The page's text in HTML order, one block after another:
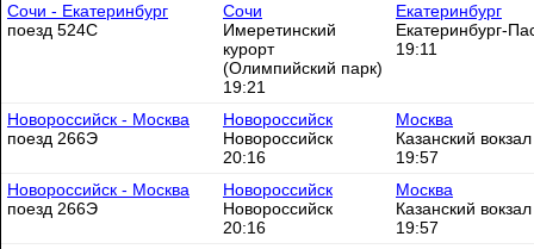
Сочи - Екатеринбург
поезд 524С
Сочи
Имеретинский
курорт
(Олимпийский парк)
19:21
Екатеринбург
Екатеринбург-
19:11
Новороссийск - Москва
поезд 266Э
Новороссийск
Новороссийск
20:16
Москва
Казанский вокзал
19:57
Новороссийск - Москва
поезд 266Э
Новороссийск
Новороссийск
20:16
Москва
Казанский вокзал
19:57